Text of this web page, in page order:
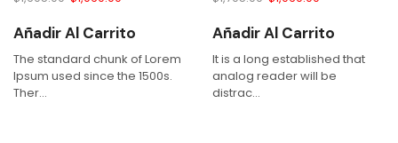
Añadir Al Carrito
The standard chunk of Lorem
Ipsum used since the 1500s.
Ther...
Añadir Al Carrito
It is a long established that
analog reader will be
distrac...